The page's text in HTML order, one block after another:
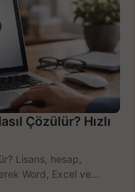
Çözülür? Hızlı
Lisans, hesap,
Word, Excel ve